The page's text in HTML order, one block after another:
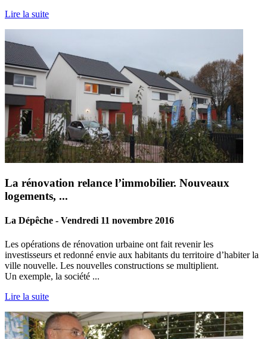
Lire la suite
La rénovation relance l’immobilier. Nouveaux
logements, ...
La Dépêche - Vendredi 11 novembre 2016
Les opérations de rénovation urbaine ont fait revenir les
investisseurs et redonné envie aux habitants du territoire d’habiter la
ville nouvelle. Les nouvelles constructions se multiplient.
Un exemple, la société ...
Lire la suite